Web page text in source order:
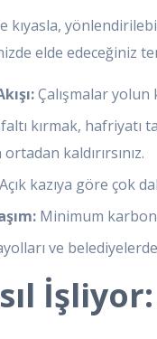
kıyasla,
elde edeceğiniz
Çalışmalar yolun
kırmak, hafriyatı
kaldırırsınız.
Açık kazıya göre çok
Minimum karbon
ve